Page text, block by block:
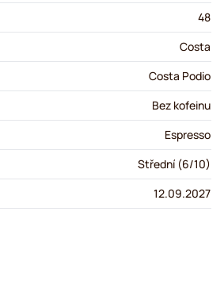
48
Costa
Costa Podio
Bez kofeinu
Espresso
Střední (6/10)
12.09.2027